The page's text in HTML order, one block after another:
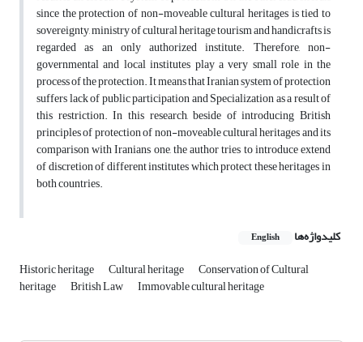
since the protection of non-moveable cultural heritages is tied to
sovereignty, ministry of cultural heritage tourism and handicrafts is
regarded as an only authorized institute. Therefore, non-
governmental and local institutes play a very small role in the
process of the protection. It means that Iranian system of protection
suffers lack of public participation and Specialization as a result of
this restriction. In this research, beside of introducing British
principles of protection of non-moveable cultural heritages and its
comparison with Iranians one, the author tries to introduce extend
of discretion of different institutes which protect these heritages in
both countries.
کلیدواژه‌ها English
Historic heritage Cultural heritage Conservation of Cultural
heritage British Law Immovable cultural heritage